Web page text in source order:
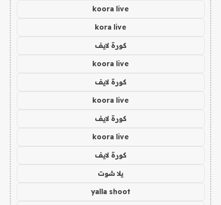
koora live
kora live
كورة لايف
koora live
كورة لايف
koora live
كورة لايف
koora live
كورة لايف
يلا شوت
yalla shoot